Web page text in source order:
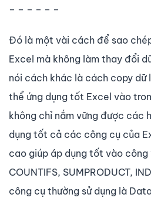
– – – – – –
Đó là một vài cách để sao
Excel mà không làm thay đổi
nói cách khác là cách copy
thể ứng dụng tốt Excel vào
không chỉ nắm vững được các
dụng tốt cả các công cụ của
cao giúp áp dụng tốt vào công
COUNTIFS, SUMPRODUCT,
công cụ thường sử dụng là